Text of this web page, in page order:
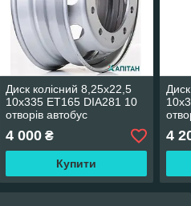
Диск колісний 8,25x22,5
10x335 ET165 DIA281 10
отворів автобус
4 000₴
Купити
4